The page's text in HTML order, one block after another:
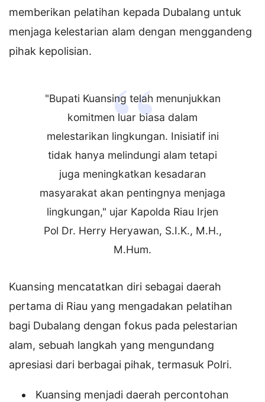
memberikan pelatihan kepada Dubalang untuk
menjaga kelestarian alam dengan menggandeng
pihak kepolisian.
"Bupati Kuansing telah menunjukkan
komitmen luar biasa dalam
melestarikan lingkungan. Inisiatif ini
tidak hanya melindungi alam tetapi
juga meningkatkan kesadaran
masyarakat akan pentingnya menjaga
lingkungan," ujar Kapolda Riau Irjen
Pol Dr. Herry Heryawan, S.I.K., M.H.,
M.Hum.
Kuansing mencatatkan diri sebagai daerah
pertama di Riau yang mengadakan pelatihan
bagi Dubalang dengan fokus pada pelestarian
alam, sebuah langkah yang mengundang
apresiasi dari berbagai pihak, termasuk Polri.
Kuansing menjadi daerah percontohan